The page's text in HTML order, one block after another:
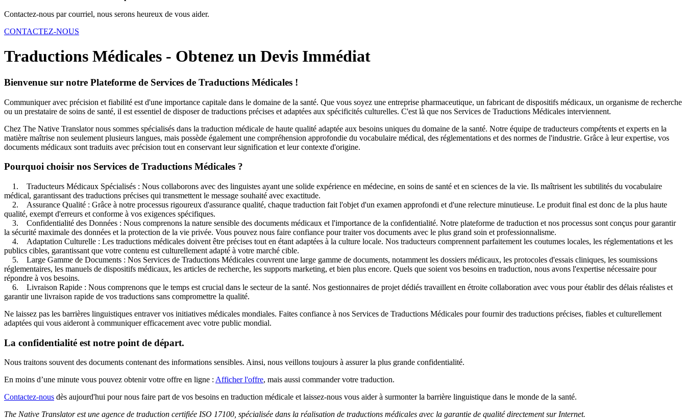
Contactez-nous par courriel, nous serons heureux de vous aider.
CONTACTEZ-NOUS
Traductions Médicales - Obtenez un Devis Immédiat
Bienvenue sur notre Plateforme de Services de Traductions Médicales !
Communiquer avec précision et fiabilité est d'une importance capitale dans le domaine de la santé. Que vous soyez une entreprise pharmaceutique, un fabricant de dispositifs médicaux, un organisme de recherche
ou un prestataire de soins de santé, il est essentiel de disposer de traductions précises et adaptées aux spécificités culturelles. C'est là que nos Services de Traductions Médicales interviennent.
Chez The Native Translator nous sommes spécialisés dans la traduction médicale de haute qualité adaptée aux besoins uniques du domaine de la santé. Notre équipe de traducteurs compétents et experts en la
matière maîtrise non seulement plusieurs langues, mais possède également une compréhension approfondie du vocabulaire médical, des réglementations et des normes de l'industrie. Grâce à leur expertise, vos
documents médicaux sont traduits avec précision tout en conservant leur signification et leur contexte d'origine.
Pourquoi choisir nos Services de Traductions Médicales ?
1. Traducteurs Médicaux Spécialisés : Nous collaborons avec des linguistes ayant une solide expérience en médecine, en soins de santé et en sciences de la vie. Ils maîtrisent les subtilités du vocabulaire
médical, garantissant des traductions précises qui transmettent le message souhaité avec exactitude.
2. Assurance Qualité : Grâce à notre processus rigoureux d'assurance qualité, chaque traduction fait l'objet d'un examen approfondi et d'une relecture minutieuse. Le produit final est donc de la plus haute
qualité, exempt d'erreurs et conforme à vos exigences spécifiques.
3. Confidentialité des Données : Nous comprenons la nature sensible des documents médicaux et l'importance de la confidentialité. Notre plateforme de traduction et nos processus sont conçus pour garantir
la sécurité maximale des données et la protection de la vie privée. Vous pouvez nous faire confiance pour traiter vos documents avec le plus grand soin et professionnalisme.
4. Adaptation Culturelle : Les traductions médicales doivent être précises tout en étant adaptées à la culture locale. Nos traducteurs comprennent parfaitement les coutumes locales, les réglementations et les
publics cibles, garantissant que votre contenu est culturellement adapté à votre marché cible.
5. Large Gamme de Documents : Nos Services de Traductions Médicales couvrent une large gamme de documents, notamment les dossiers médicaux, les protocoles d'essais cliniques, les soumissions
réglementaires, les manuels de dispositifs médicaux, les articles de recherche, les supports marketing, et bien plus encore. Quels que soient vos besoins en traduction, nous avons l'expertise nécessaire pour
répondre à vos besoins.
6. Livraison Rapide : Nous comprenons que le temps est crucial dans le secteur de la santé. Nos gestionnaires de projet dédiés travaillent en étroite collaboration avec vous pour établir des délais réalistes et
garantir une livraison rapide de vos traductions sans compromettre la qualité.
Ne laissez pas les barrières linguistiques entraver vos initiatives médicales mondiales. Faites confiance à nos Services de Traductions Médicales pour fournir des traductions précises, fiables et culturellement
adaptées qui vous aideront à communiquer efficacement avec votre public mondial.
La confidentialité est notre point de départ.
Nous traitons souvent des documents contenant des informations sensibles. Ainsi, nous veillons toujours à assurer la plus grande confidentialité.
En moins d’une minute vous pouvez obtenir votre offre en ligne : Afficher l'offre, mais aussi commander votre traduction.
Contactez-nous dès aujourd'hui pour nous faire part de vos besoins en traduction médicale et laissez-nous vous aider à surmonter la barrière linguistique dans le monde de la santé.
The Native Translator est une agence de traduction certifiée ISO 17100, spécialisée dans la réalisation de traductions médicales avec la garantie de qualité directement sur Internet.